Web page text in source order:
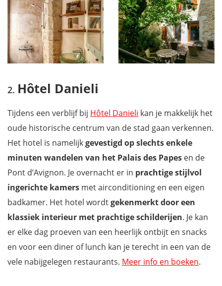
Hôtel Danieli
Tijdens een verblijf bij Hôtel Danieli kan je makkelijk het
oude historische centrum van de stad gaan verkennen.
Het hotel is namelijkgevestigd op slechts enkele
minuten wandelen van het Palais des Papes en de
Pont d’Avignon. Je overnacht er in prachtige stijlvol
ingerichte kamers met airconditioning en een eigen
badkamer. Het hotel wordtgekenmerkt door een
klassiek interieur met prachtige schilderijen. Je kan
er elke dag proeven van een heerlijk ontbijt en snacks
en voor een diner of lunch kan je terecht in een van de
vele nabijgelegen restaurants. Meer info en boeken.